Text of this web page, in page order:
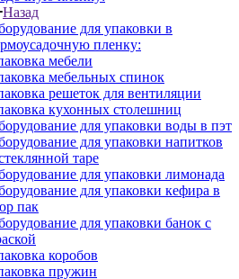
Назад
для упаковки в
пленку:
мебели
мебельных спинок
решеток для вентиляции
кухонных столешниц
для упаковки воды в пэт
для упаковки напитков
таре
для упаковки лимонада
для упаковки кефира в
пак
для упаковки банок с
коробов
пружин